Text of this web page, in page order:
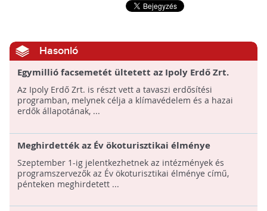
Hasonló
Egymillió facsemetét ültetett az Ipoly Erdő Zrt.
Az Ipoly Erdő Zrt. is részt vett a tavaszi erdősítési
programban, melynek célja a klímavédelem és a hazai
erdők állapotának, ...
Meghirdették az Év ökoturisztikai élménye
pályázatot
Szeptember 1-ig jelentkezhetnek az intézmények és
programszervezők az Év ökoturisztikai élménye című,
pénteken meghirdetett ...